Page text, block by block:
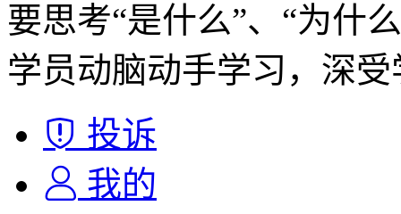
要思考“是什么”、“为什
学员动脑动手学习，深
投诉
我的